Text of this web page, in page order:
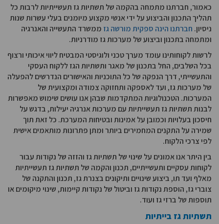
כאמור, חברתנו מתמחה בהקמה של תשתיות גז תעשייתיות לרבות כל
תהליך התכנון והביצוע על ידי אנשי מקצוע מיומנים בעלי עשרות שנות
ניסיון. חברתנו הינה ספקית מורשה גז ממשרד התעשייה והאנרגיה
ומתמחה בתכנון וביצוע של מערכות גז מודרניות.
לרשות לקוחותינו עומד מערך טכני ולוגיסטי המבטיח ליווי איכותי ורצוף
בכל השלבים, החל בתכנון של מאגר ותשתיות הגז ללקוח העסקי
והתעשייתי, דרך הנפקה של כל התוכניות והאישורים הנדרשים להפעלה
של מערכות גז, ועד לאספקה ותחזוקה צמודה ומקצועית של
המערכות. הטכנולוגיות המתקדמות שבהן אנו עושים שימוש מאפשרות
לבנות תשתיות גז תעשייתיות עם מערכות אנרגיה יעילות, בדגש על
חיסכון בעלויות וכמובן על אמינות ובטיחות המערכת. כל זאת תוך
שמירה על התקנים המחמירים ביותר ומתן פתרונות מותאמים אישית
לפי צרכי הלקוח.
בין היתר אנו אמונים על שינוי של תשתיות גז והזזה של נקודות עבור
לקוחות עסקיים ותעשייתיים, תכנון והקמה של תשתיות גז תעשייתיות
מאלף ועד תו, ביצוע שינויים ותיקונים בצנרת גז, תכנון והתקנה של
צוברי גז, הוספת נקודות גז וביטול של נקודות קיימות, שינוי מיקומים או
תוספות של ברזי גז ועוד.
תשתיות גז בייתיות